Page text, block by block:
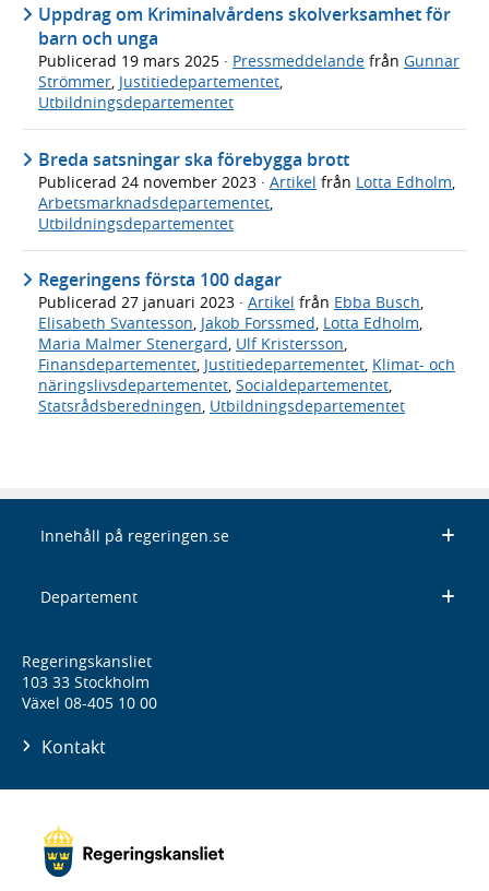
Uppdrag om Kriminalvårdens skolverksamhet för
barn och unga
Publicerad 19 mars 2025 · Pressmeddelande från Gunnar
Strömmer, Justitiedepartementet,
Utbildningsdepartementet
Breda satsningar ska förebygga brott
Publicerad 24 november 2023 · Artikel från Lotta Edholm
Arbetsmarknadsdepartementet
Utbildningsdepartementet
Regeringens första 100 dagar
Publicerad 27 januari 2023 · Artikel från Ebba Busch,
Elisabeth Svantesson, Jakob Forssmed, Lotta Edholm,
Maria Malmer Stenergard, Ulf Kristersson,
Finansdepartementet, Justitiedepartementet, Klimat- och
näringslivsdepartementet, Socialdepartementet,
Statsrådsberedningen, Utbildningsdepartementet
Innehåll på regeringen.se
Departement
Regeringskansliet
103 33 Stockholm
Växel 08-405 10 00
Kontakt